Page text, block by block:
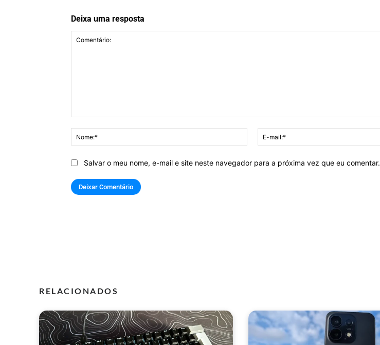
Deixa uma resposta
Nome:*
Salvar o meu nome, e-mail e site neste navegador para a próxima vez que eu comentar.
RELACIONADOS